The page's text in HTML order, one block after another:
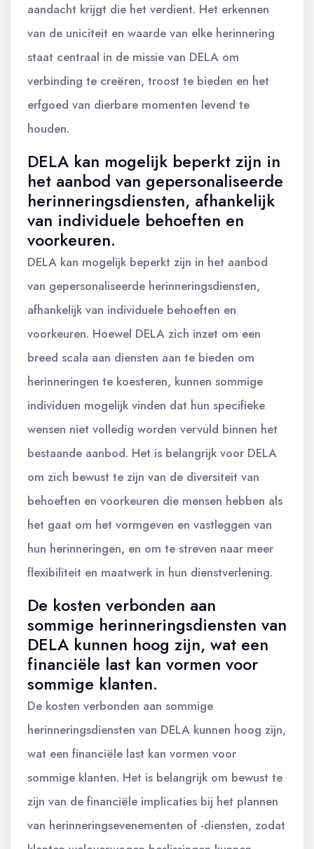
aandacht krijgt die het verdient. Het erkennen
van de uniciteit en waarde van elke herinnering
staat centraal in de missie van DELA om
verbinding te creëren, troost te bieden en het
erfgoed van dierbare momenten levend te
houden.
DELA kan mogelijk beperkt zijn in
het aanbod van gepersonaliseerde
herinneringsdiensten, afhankelijk
van individuele behoeften en
voorkeuren.
DELA kan mogelijk beperkt zijn in het aanbod
van gepersonaliseerde herinneringsdiensten,
afhankelijk van individuele behoeften en
voorkeuren. Hoewel DELA zich inzet om een
breed scala aan diensten aan te bieden om
herinneringen te koesteren, kunnen sommige
individuen mogelijk vinden dat hun specifieke
wensen niet volledig worden vervuld binnen het
bestaande aanbod. Het is belangrijk voor DELA
om zich bewust te zijn van de diversiteit van
behoeften en voorkeuren die mensen hebben als
het gaat om het vormgeven en vastleggen van
hun herinneringen, en om te streven naar meer
flexibiliteit en maatwerk in hun dienstverlening.
De kosten verbonden aan
sommige herinneringsdiensten van
DELA kunnen hoog zijn, wat een
financiële last kan vormen voor
sommige klanten.
De kosten verbonden aan sommige
herinneringsdiensten van DELA kunnen hoog zijn,
wat een financiële last kan vormen voor
sommige klanten. Het is belangrijk om bewust te
zijn van de financiële implicaties bij het plannen
van herinneringsevenementen of -diensten, zodat